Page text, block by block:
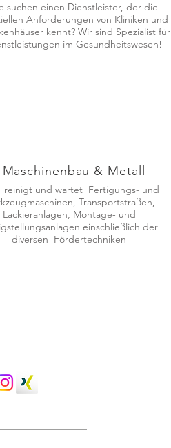
suchen einen Dienstleister, der die
Anforderungen von Kliniken und
kennt? Wir sind Spezialist für
im Gesundheitswesen!
Maschinenbau & Metall
reinigt und wartet Fertigungs- und
Transportstraßen,
Lackieranlagen, Montage- und
einschließlich der
diversen Fördertechniken